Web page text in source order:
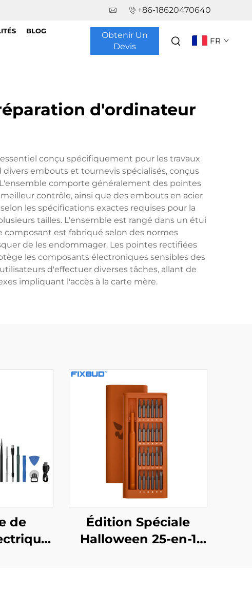
+86-18620470640
BLOG
Obtenir Un
Devis
FR
d'ordinateur
conçu spécifiquement pour les travaux
embouts et tournevis spécialisés, conçus
comporte généralement des pointes
contrôle, ainsi que des embouts en acier
les spécifications exactes requises pour la
tailles. L'ensemble est rangé dans un étui
est fabriqué selon des normes
de les endommager. Les pointes rectifiées
les composants électroniques sensibles des
d'effectuer diverses tâches, allant de
impliquant l'accès à la carte mère.
de
Édition Spéciale
Halloween 25-en-1